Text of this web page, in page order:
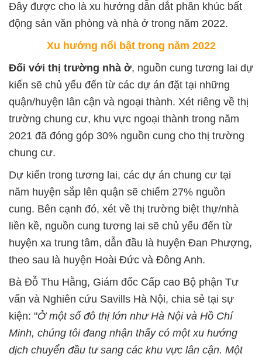
Đây được cho là xu hướng dẫn dắt phân khúc bất
động sản văn phòng và nhà ở trong năm 2022.
Xu hướng nổi bật trong năm 2022
Đối với thị trường nhà ở, nguồn cung tương lai dự
kiến sẽ chủ yếu đến từ các dự án đặt tại những
quận/huyện lân cận và ngoại thành. Xét riêng về thị
trường chung cư, khu vực ngoại thành trong năm
2021 đã đóng góp 30% nguồn cung cho thị trường
chung cư.
Dự kiến trong tương lai, các dự án chung cư tại
năm huyện sắp lên quận sẽ chiếm 27% nguồn
cung. Bên cạnh đó, xét về thị trường biệt thự/nhà
liền kề, nguồn cung tương lai sẽ chủ yếu đến từ
huyện xa trung tâm, dẫn đầu là huyện Đan Phượng,
theo sau là huyện Hoài Đức và Đông Anh.
Bà Đỗ Thu Hằng, Giám đốc Cấp cao Bộ phận Tư
vấn và Nghiên cứu Savills Hà Nội, chia sẻ tại sự
kiện: "Ở một số đô thị lớn như Hà Nội và Hồ Chí
Minh, chúng tôi đang nhận thấy có một xu hướng
dịch chuyển đầu tư sang các khu vực lân cận. Một